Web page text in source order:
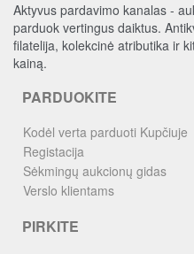
Aktyvus pardavimo kanalas -
parduok vertingus daiktus.
filatelija, kolekcinė atributika ir
kainą.
PARDUOKITE
Kodėl verta parduoti Kupčiuje
Registacija
Sėkmingų aukcionų gidas
Verslo klientams
PIRKITE